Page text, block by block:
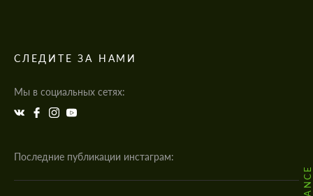
СЛЕДИТЕ ЗА НАМИ
Мы в социальных сетях:
Последние публикации инстаграм: